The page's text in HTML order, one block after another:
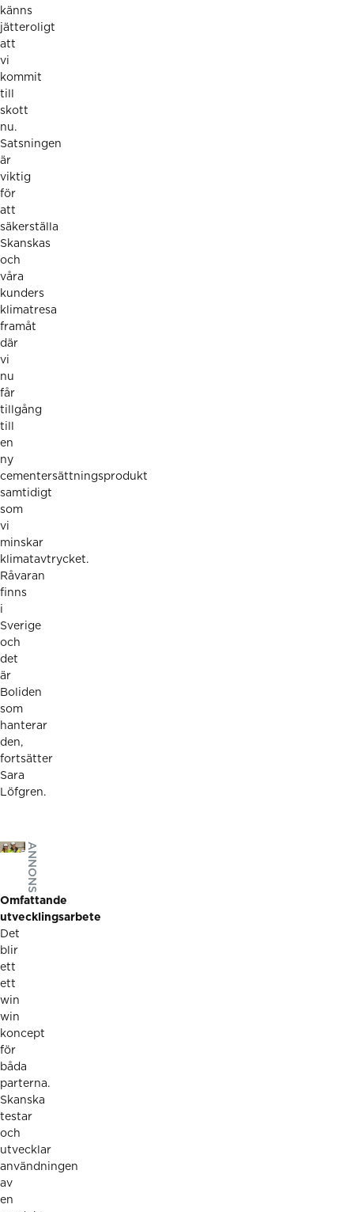
känns
jätteroligt
att
vi
kommit
till
skott
nu.
Satsningen
är
viktig
för
att
säkerställa
Skanskas
och
våra
kunders
klimatresa
framåt
där
vi
nu
får
tillgång
till
en
ny
cementersättningsprodukt
samtidigt
som
vi
minskar
klimatavtrycket.
Råvaran
finns
i
Sverige
och
det
är
Boliden
som
hanterar
den,
fortsätter
Sara
Löfgren.
ANNONS
Omfattande
utvecklingsarbete
Det
blir
ett
ett
win
win
koncept
för
båda
parterna.
Skanska
testar
och
utvecklar
användningen
av
en